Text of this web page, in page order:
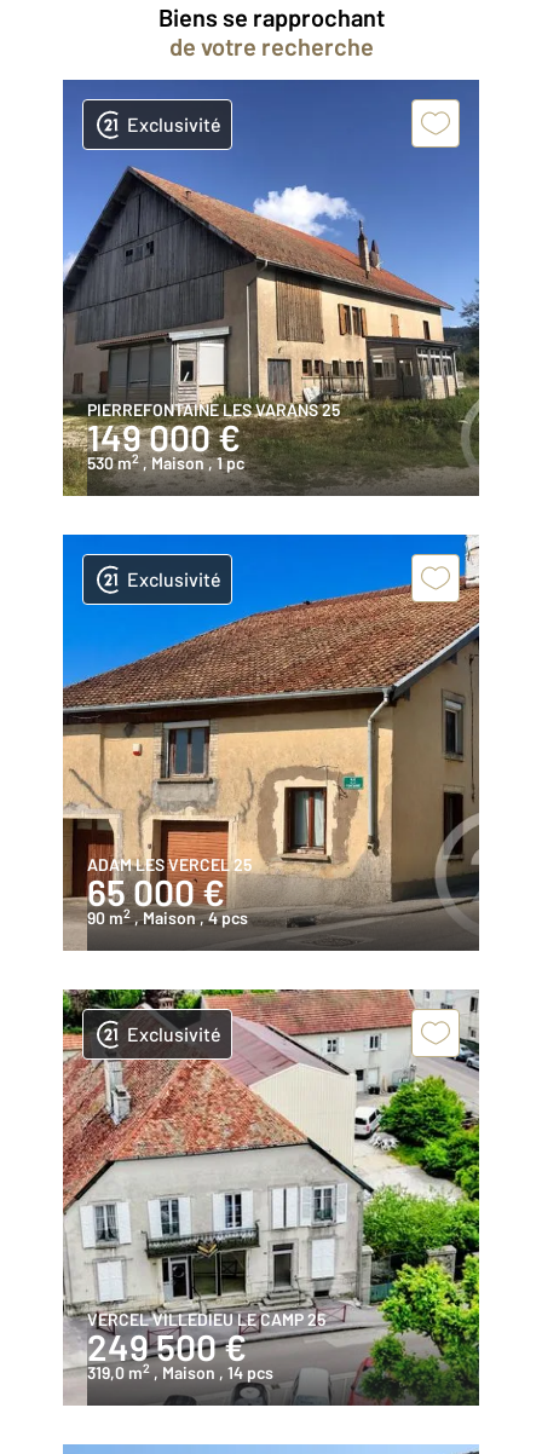
Biens se rapprochant
de votre recherche
Exclusivité
PIERREFONTAINE LES VARANS 25
149 000 €
530 m2 , Maison , 1 pc
Exclusivité
ADAM LES VERCEL 25
65 000 €
90 m2 , Maison, 4 pcs
Exclusivité
VERCEL VILLEDIEU LE CAMP 25
249 500 €
319,0 m2 , Maison , 14 pcs